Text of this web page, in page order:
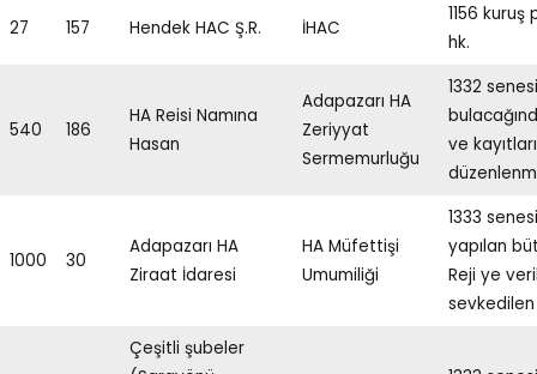
27 157 Hendek HAC Ş.R. İHAC
1156
hk.
540 186
HA Reisi Namına
Hasan
Adapazarı HA
Zeriyyat
Sermemurluğu
1332
ve
1000 30
Adapazarı HA
Ziraat İdaresi
HA Müfettişi
Umumiliği
1333
yapılan
Reji ye
sevkedilen
Çeşitli şubeler